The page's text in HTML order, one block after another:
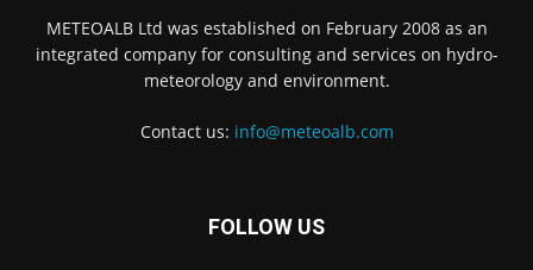
METEOALB Ltd was established on February 2008 as an
integrated company for consulting and services on hydro-
meteorology and environment.
Contact us: info@meteoalb.com
FOLLOW US